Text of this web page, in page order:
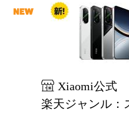
Xiaomi公式
楽天ジャンル：